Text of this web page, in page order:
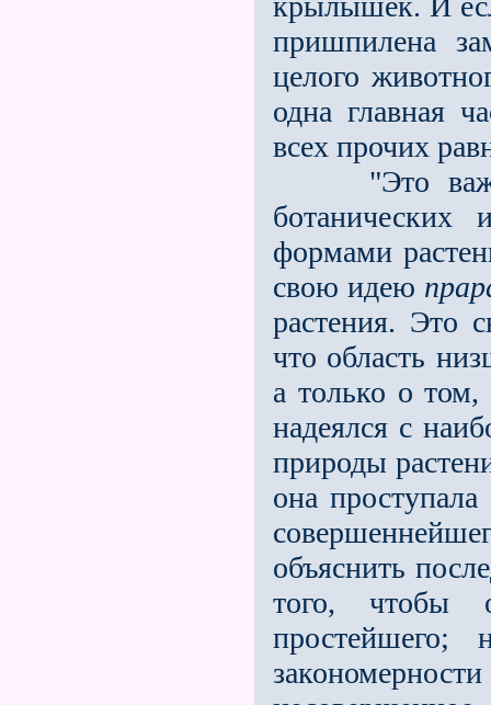
пришпилена
целого
одна главная
всех прочих
"Это важно
ботанических
формами
свою идею
растения. Это
что область
а только о
надеялся с
природы
она
объяснить
того,